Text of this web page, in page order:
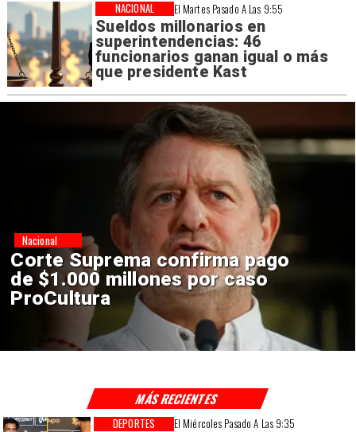
El Martes Pasado A Las 9:55
Sueldos millonarios en
superintendencias: 46
funcionarios ganan igual o más
que presidente Kast
NACIONAL
Codelco suspende
construcción de Andes Norte
en El Teniente por riesgos
sísmicos
Nacional
El Miércoles Pasado A Las 9:35
DEPORTES
MÁS RECIENTES